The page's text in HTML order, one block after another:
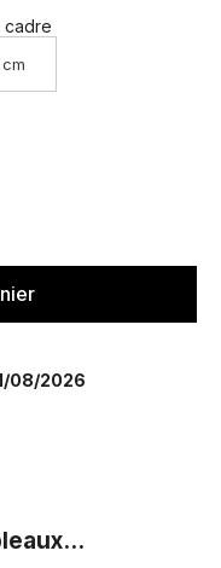
cadre
08/2026